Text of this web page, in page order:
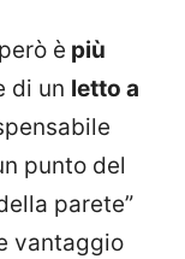
è più
di un letto a
punto del
parete”
vantaggio